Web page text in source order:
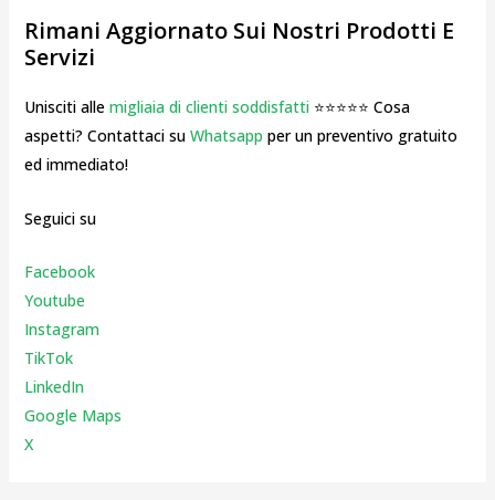
Rimani Aggiornato Sui Nostri Prodotti E
Servizi
Unisciti alle migliaia di clienti soddisfatti⭐⭐⭐⭐⭐ Cosa
aspetti? Contattaci su Whatsapp per un preventivo gratuito
ed immediato!
Seguici su
Facebook
Youtube
Instagram
TikTok
LinkedIn
Google Maps
X